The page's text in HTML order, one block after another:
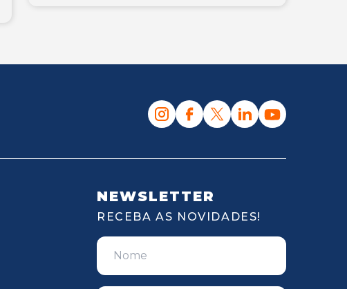
NEWSLETTER
RECEBA AS NOVIDADES!